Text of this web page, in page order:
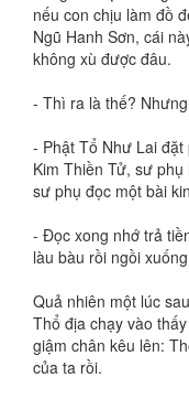
nếu con chịu làm đồ
Ngũ Hanh Sơn, cái
không xù được đâu.
- Thì ra là thế?
- Phật Tổ Như Lai
Kim Thiền Tử, sư
sư phụ đọc một bài
- Đọc xong nhớ trả
làu bàu rồi ngồi
Quả nhiên một lúc
Thổ địa chạy vào
giậm chân kêu lên:
của ta rồi.